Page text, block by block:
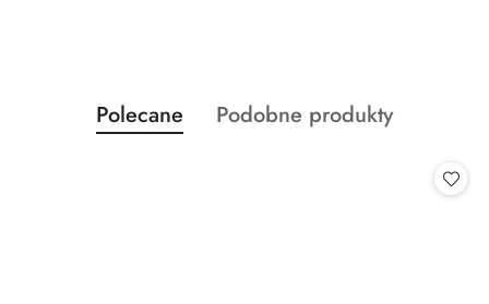
Pomiń karuzelę produktów
Produkty
o
Polecane
Produkty
Podobne produkty